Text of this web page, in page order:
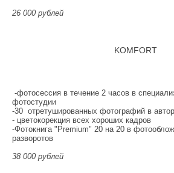
26 000 рублей
KOMFORT
-фотосессия в течение 2 часов в
фотостудии
-30 отретушированных фотографий в
- цветокорекция всех хороших кадров
-Фотокнига "Premium" 20 на 20 в
разворотов
38 000 рублей